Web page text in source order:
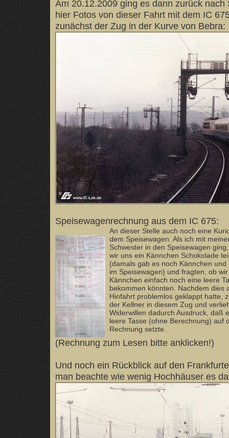
Am 20.12.2009 ging es dann zurück nach
hier Fotos von dieser Fahrt mit dem IC
zunächst der Zug in der Kurve von Bebra:
Speisewagenrechnung aus dem IC 675:
An dieser Stelle auch noch eine
dem Speisewagen. Als ich mit
Schwester in den Speisewagen
wir uns ein Kännchen Schokolade
(damals gab es noch Kännchen und
im Speisewagen) und fragten, ob
Kännchen einfach noch eine leere
bekommen könnten. Nachdem dies
Hinfahrt problemlos geklappt hatte,
der Kellner in diesem Zug und
Widerwillen dadurch Ausdruck, daß
leere Tasse (ohne Berechnung) auf
Rechnung setzte.
(Rechnung zum Lesen bitte anklicken!)
Und noch ein Rückblick auf den
man beachte wie wenig Hochhäuser es